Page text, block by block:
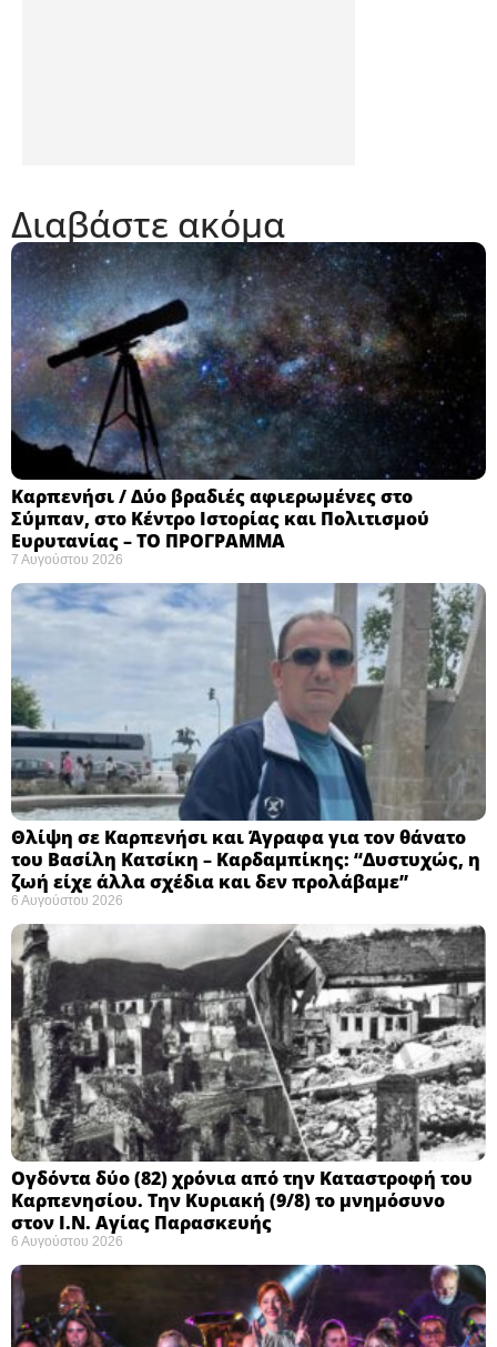
Διαβάστε ακόμα
Καρπενήσι / Δύο βραδιές αφιερωμένες στο
Σύμπαν, στο Κέντρο Ιστορίας και Πολιτισμού
Ευρυτανίας – ΤΟ ΠΡΟΓΡΑΜΜΑ
7 Αυγούστου 2026
Θλίψη σε Καρπενήσι και Άγραφα για τον θάνατο
του Βασίλη Κατσίκη – Καρδαμπίκης: “Δυστυχώς, η
ζωή είχε άλλα σχέδια και δεν προλάβαμε”
6 Αυγούστου 2026
Ογδόντα δύο (82) χρόνια από την Καταστροφή του
Καρπενησίου. Την Κυριακή (9/8) το μνημόσυνο
στον Ι.Ν. Αγίας Παρασκευής
6 Αυγούστου 2026